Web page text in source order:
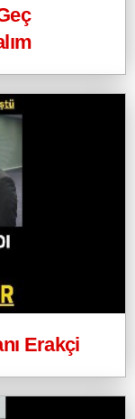
Erakçi